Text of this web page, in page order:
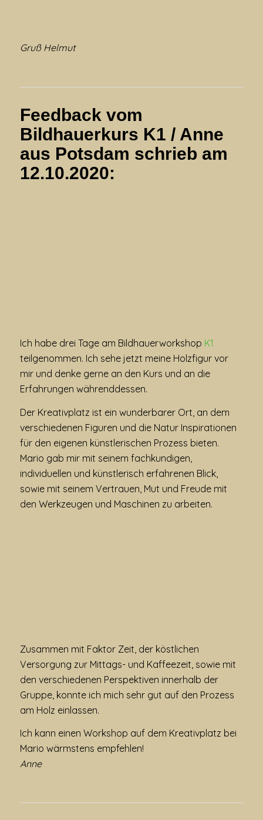
Gruß Helmut
Feedback vom
Bildhauerkurs K1 / Anne
aus Potsdam schrieb am
12.10.2020:
Ich habe drei Tage am Bildhauerworkshop K1
teilgenommen. Ich sehe jetzt meine Holzfigur vor
mir und denke gerne an den Kurs und an die
Erfahrungen währenddessen.
Der Kreativplatz ist ein wunderbarer Ort, an dem
verschiedenen Figuren und die Natur Inspirationen
für den eigenen künstlerischen Prozess bieten.
Mario gab mir mit seinem fachkundigen,
individuellen und künstlerisch erfahrenen Blick,
sowie mit seinem Vertrauen, Mut und Freude mit
den Werkzeugen und Maschinen zu arbeiten.
Zusammen mit Faktor Zeit, der köstlichen
Versorgung zur Mittags- und Kaffeezeit, sowie mit
den verschiedenen Perspektiven innerhalb der
Gruppe, konnte ich mich sehr gut auf den Prozess
am Holz einlassen.
Ich kann einen Workshop auf dem Kreativplatz bei
Mario wärmstens empfehlen!
Anne